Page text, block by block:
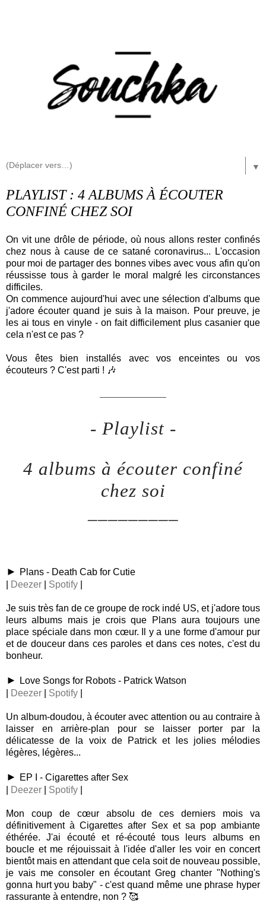
▼
PLAYLIST : 4 ALBUMS À ÉCOUTER
CONFINÉ CHEZ SOI
On vit une drôle de période, où nous allons rester confinés
chez nous à cause de ce satané coronavirus... L'occasion
pour moi de partager des bonnes vibes avec vous afin qu'on
réussisse tous à garder le moral malgré les circonstances
difficiles.
On commence aujourd'hui avec une sélection d'albums que
j'adore écouter quand je suis à la maison. Pour preuve, je
les ai tous en vinyle - on fait difficilement plus casanier que
cela n'est ce pas ?
Vous êtes bien installés avec vos enceintes ou vos
écouteurs ? C'est parti ! 🎶
- Playlist -
4 albums à écouter confiné
chez soi
►
Plans - Death Cab for Cutie
Deezer Spotify
Je suis très fan de ce groupe de rock indé US, et j'adore tous
leurs albums mais je crois que Plans aura toujours une
place spéciale dans mon cœur. Il y a une forme d'amour pur
et de douceur dans ces paroles et dans ces notes, c'est du
bonheur.
►
Love Songs for Robots - Patrick Watson
Deezer Spotify
Un album-doudou, à écouter avec attention ou au contraire à
laisser en arrière-plan pour se laisser porter par la
délicatesse de la voix de Patrick et les jolies mélodies
légères, légères...
►
EP I - Cigarettes after Sex
Deezer Spotify
Mon coup de cœur absolu de ces derniers mois va
définitivement à Cigarettes after Sex et sa pop ambiante
éthérée. J'ai écouté et ré-écouté tous leurs albums en
boucle et me réjouissait à l'idée d'aller les voir en concert
bientôt mais en attendant que cela soit de nouveau possible,
je vais me consoler en écoutant Greg chanter "Nothing's
gonna hurt you baby" - c'est quand même une phrase hyper
rassurante à entendre, non ? 🥰